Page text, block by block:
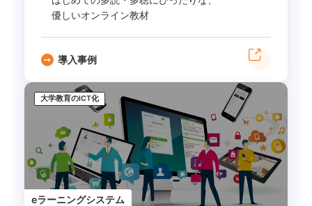
優しいオンライン教材
導入事例
大学教育のICT化
eラーニングシステム